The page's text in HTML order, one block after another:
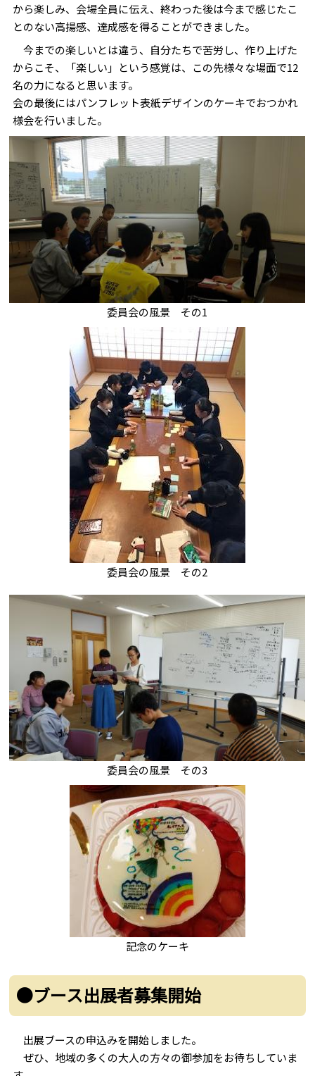
から楽しみ、会場全員に伝え、終わった後は今まで感じたこ
とのない高揚感、達成感を得ることができました。
今までの楽しいとは違う、自分たちで苦労し、作り上げた
からこそ、「楽しい」という感覚は、この先様々な場面で12
名の力になると思います。
会の最後にはパンフレット表紙デザインのケーキでおつかれ
様会を行いました。
委員会の風景 その1
委員会の風景 その2
委員会の風景 その3
記念のケーキ
●ブース出展者募集開始
出展ブースの申込みを開始しました。
ぜひ、地域の多くの大人の方々の御参加をお待ちしていま